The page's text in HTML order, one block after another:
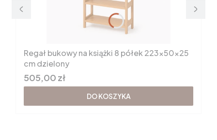
Regał bukowy na książki 8 półek 223x50x25
cm dzielony
Cena brutto
505,00 zł
DO KOSZYKA